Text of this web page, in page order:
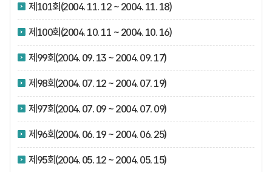
제101회(2004. 11. 12 ~ 2004. 11. 18)
제100회(2004. 10. 11 ~ 2004. 10. 16)
제99회(2004. 09. 13 ~ 2004. 09. 17)
제98회(2004. 07. 12 ~ 2004. 07. 19)
제97회(2004. 07. 09 ~ 2004. 07. 09)
제96회(2004. 06. 19 ~ 2004. 06. 25)
제95회(2004. 05. 12 ~ 2004. 05. 15)